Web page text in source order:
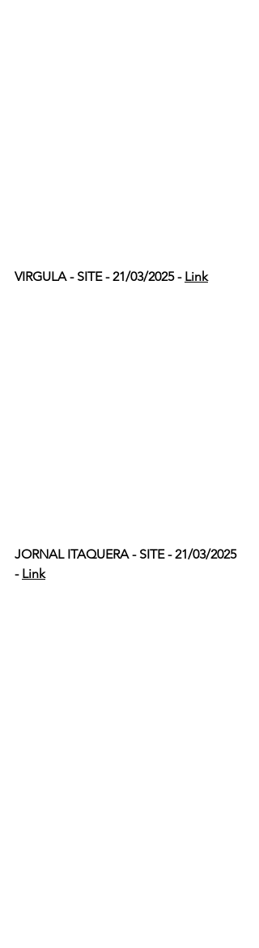
VIRGULA - SITE - 21/03/2025 - Link
JORNAL ITAQUERA - SITE - 21/03/2025
- Link